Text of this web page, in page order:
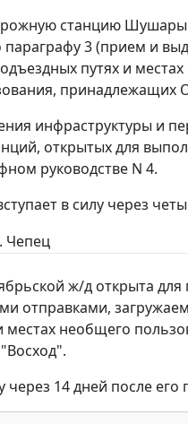
станцию
параграфу 3 (прием и
путях и
принадлежащих
инфраструктуры и
открытых для
руководстве N 4.
в силу через
Чепец
ж/д открыта для
отправками,
местах необщего
через 14 дней после его